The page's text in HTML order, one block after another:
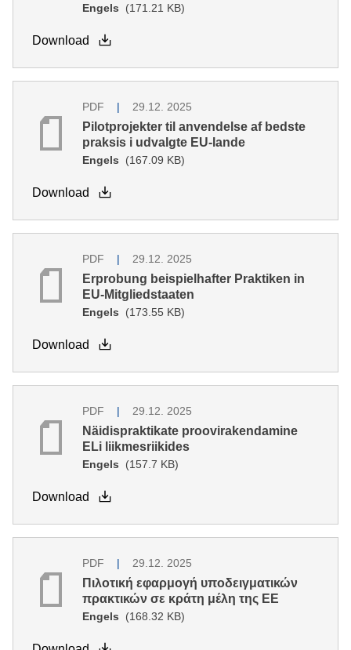
Engels (171.21 KB)
Download
PDF 29.12. 2025
Pilotprojekter til anvendelse af bedste
praksis i udvalgte EU-lande
Engels (167.09 KB)
Download
PDF 29.12. 2025
Erprobung beispielhafter Praktiken in
EU-Mitgliedstaaten
Engels (173.55 KB)
Download
PDF 29.12. 2025
Näidispraktikate proovirakendamine
ELi liikmesriikides
Engels (157.7 KB)
Download
PDF 29.12. 2025
Πιλοτική εφαρμογή υποδειγματικών
πρακτικών σε κράτη μέλη της ΕΕ
Engels (168.32 KB)